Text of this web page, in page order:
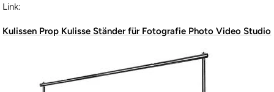
Link:
Kulissen Prop Kulisse Ständer für Fotografie Photo Video Studio